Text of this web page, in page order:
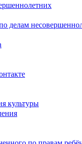
делам
культуры